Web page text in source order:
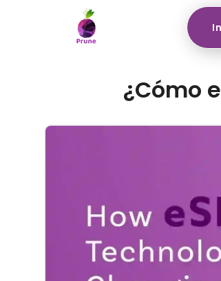
¿Cómo